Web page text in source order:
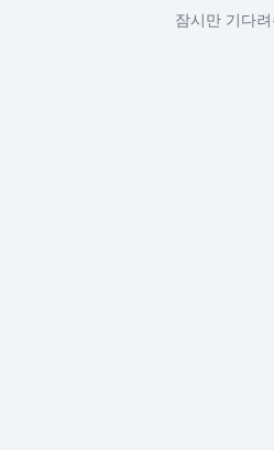
잠시만 기다